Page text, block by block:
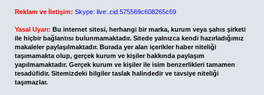
Reklam ve İletişim: Skype: live:.cid.575569c608265c69
Yasal Uyarı: Bu internet sitesi, herhangi bir marka, kurum veya şahıs şirketi
ile hiçbir bağlantısı bulunmamaktadır. Sitede yalnızca kendi hazırladığımız
makaleler paylaşılmaktadır. Burada yer alan içerikler haber niteliği
taşımamakta olup, gerçek kurum ve kişiler hakkında paylaşım
yapılmamaktadır. Gerçek kurum ve kişiler ile isim benzerlikleri tamamen
tesadüfidir. Sitemizdeki bilgiler taslak halindedir ve tavsiye niteliği
taşımazlar.